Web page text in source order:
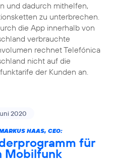
und dadurch mithelfen,
zu unterbrechen.
die App innerhalb von
verbrauchte
rechnet Telefónica
nicht auf die
der Kunden an.
2020
HAAS, CEO:
für
Mobilfunk